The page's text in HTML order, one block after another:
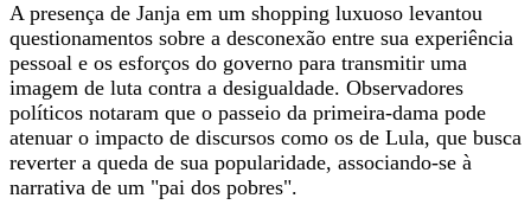
A presença de Janja em um shopping luxuoso levantou
questionamentos sobre a desconexão entre sua experiência
pessoal e os esforços do governo para transmitir uma
imagem de luta contra a desigualdade. Observadores
políticos notaram que o passeio da primeira-dama pode
atenuar o impacto de discursos como os de Lula, que busca
reverter a queda de sua popularidade, associando-se à
narrativa de um "pai dos pobres".